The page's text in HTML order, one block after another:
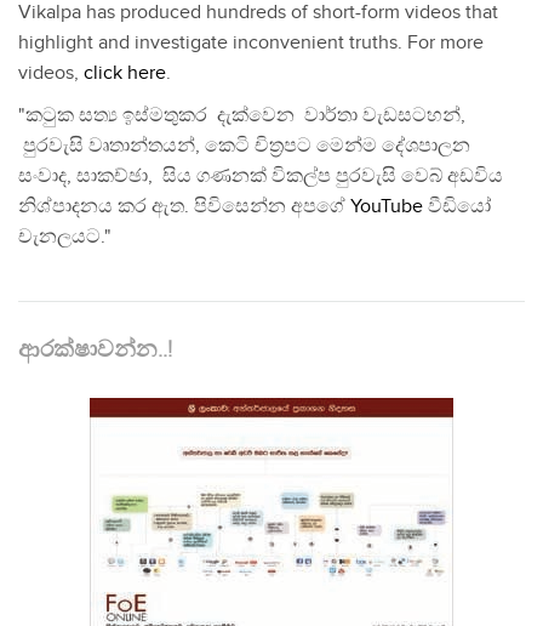
Vikalpa has produced hundreds of short-form videos that
highlight and investigate inconvenient truths. For more
videos, click here.
"කටුක සත්‍ය ඉස්මතුකර දැක්වෙන වාර්තා වැඩසටහන්,
පුරවැසි වෘතාන්තයන්, කෙටි චිත්‍රපට මෙන්ම දේශපාලන
සංවාද, සාකච්ඡා, සිය ගණනක් විකල්ප පුරවැසි වෙබ් අඩවිය
නිශ්පාදනය කර ඇත. පිවිසෙන්න අපගේ YouTube වීඩියෝ
චැනලයට."
ආරක්ෂාවන්න..!